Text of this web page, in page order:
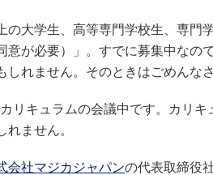
大学生、高等専門学校生、専門
意が必要）」。すでに募集中なの
れません。そのときはごめんなさ
リキュラムの会議中です。カリキ
ません。
会社マジカジャパンの代表取締役